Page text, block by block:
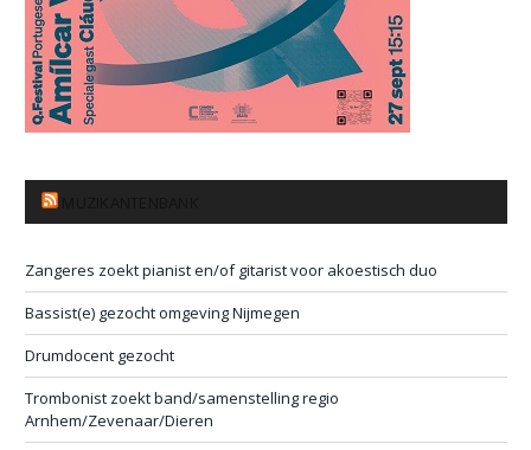
Zangeres zoekt pianist en/of gitarist voor akoestisch duo
Bassist(e) gezocht omgeving Nijmegen
Drumdocent gezocht
Trombonist zoekt band/samenstelling regio
Arnhem/Zevenaar/Dieren